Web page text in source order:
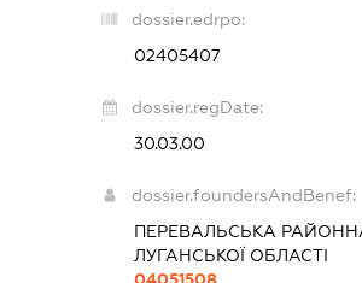
dossier.edrpo:
02405407
dossier.regDate:
30.03.00
dossier.foundersAndBenef:
ПЕРЕВАЛЬСЬКА
ЛУГАНСЬКОЇ ОБЛАСТІ